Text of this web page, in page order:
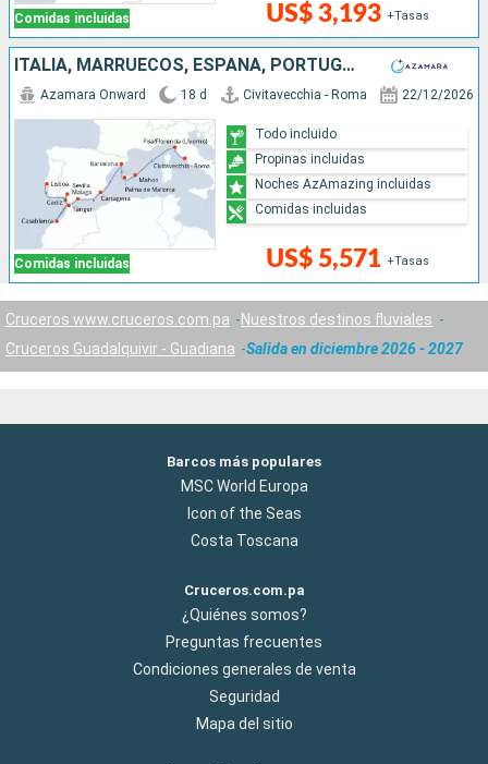
Comidas incluidas US$ 3,193 +Tasas
ITALIA, MARRUECOS, ESPAÑA, PORTUGAL
Comidas incluidas
Azamara Onward 18 d Civitavecchia - Roma 22/12/2026
US$ 5,571 +Tasas
Todo incluido
Propinas incluidas
Noches AzAmazing incluidas
Comidas incluidas
Cruceros www.cruceros.com.pa
Nuestros destinos fluviales
Cruceros Guadalquivir - Guadiana
Salida en diciembre 2026 - 2027
Barcos más populares
MSC World Europa
Icon of the Seas
Costa Toscana
Cruceros.com.pa
¿Quiénes somos?
Preguntas frecuentes
Condiciones generales de venta
Seguridad
Mapa del sitio